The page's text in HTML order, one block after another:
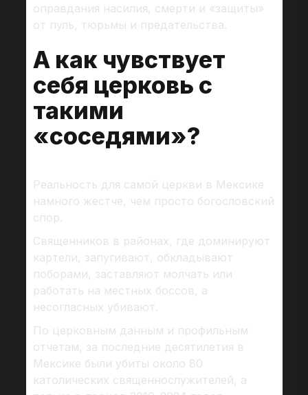
оправдания насилия, смерти и «защиты»
от пуль, тюрьмы и предательства.
А как чувствует
себя церковь с
такими
«соседями»?
Реальность для самой церкви в Мексике
намного жестче, чем просто богословский
спор.
Священников в районах, где доминируют
картели, запугивают, обкладывают
поборами, заставляют молчать или
работать на местных боссов, а
несогласных убивают.
По церковным данным и профильным
отчетам, за последние десятилетия в
Мексике были убиты около 80
католических священнослужителей, а